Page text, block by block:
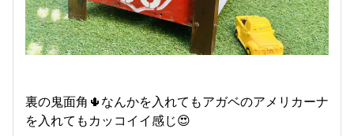
裏の鬼面角🌵なんかを入れてもアガベのアメリカーナ
を入れてもカッコイイ感じ😍